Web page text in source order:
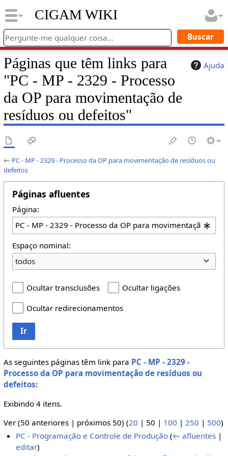
CIGAM WIKI
Ajuda
Páginas que têm links para
"PC - MP - 2329 - Processo
da OP para movimentação de
resíduos ou defeitos"
← PC - MP - 2329 - Processo da OP para movimentação de resíduos ou
defeitos
Páginas afluentes
Página:
Espaço nominal:
todos
Ocultar transclusões
Ocultar ligações
Ocultar redirecionamentos
Ir
As seguintes páginas têm link para PC - MP - 2329 -
Processo da OP para movimentação de resíduos ou
defeitos:
Exibindo 4 itens.
Ver (50 anteriores| próximos 50) (20 | 50 | 100 | 250 | 500)
PC - Programação e Controle de Produção (← afluentes |
editar)